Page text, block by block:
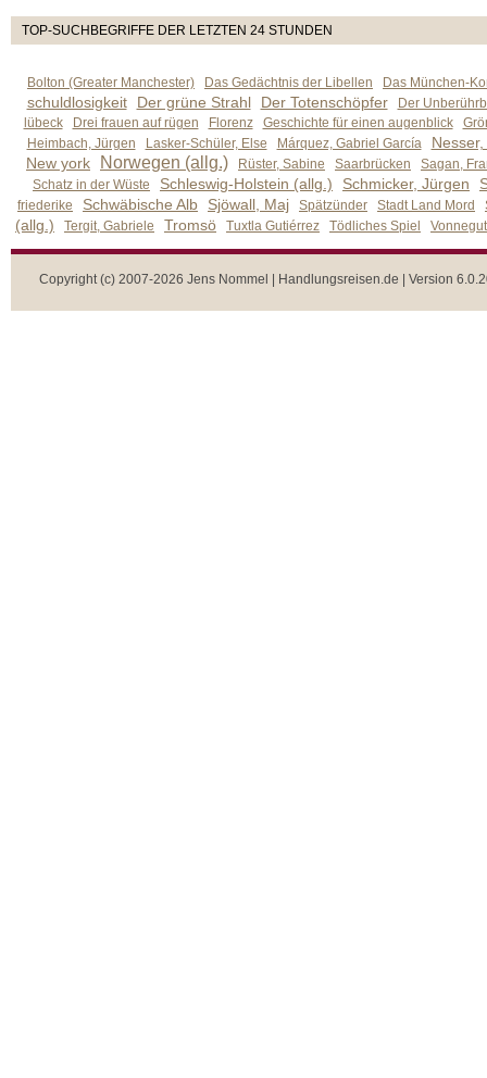
TOP-SUCHBEGRIFFE DER LETZTEN 24 STUNDEN
Bolton (Greater Manchester) Das Gedächtnis der Libellen Das München-
schuldlosigkeit Der grüne Strahl Der Totenschöpfer
Der
lübeck
Drei frauen auf rügen Florenz Geschichte für einen augenblick
Heimbach, Jürgen
Lasker-Schüler, Else Márquez, Gabriel García
New york
Norwegen (allg.) Rüster, Sabine Saarbrücken
Sagan,
Schatz in der Wüste
Schleswig-Holstein (allg.) Schmicker, Jürgen
friederike Schwäbische Alb Sjöwall, Maj Spätzünder Stadt Land Mord
(allg.) Tergit, Gabriele Tromsö Tuxtla Gutiérrez Tödliches Spiel
Copyright (c) 2007-2026 Jens Nommel | Handlungsreisen.de | Version